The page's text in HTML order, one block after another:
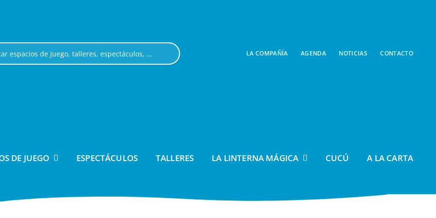
LA COMPAÑÍA AGENDA NOTICIAS CONTACTO
DE JUEGO ESPECTÁCULOS TALLERES LA LINTERNA MÁGICA CUCÚ A LA CARTA